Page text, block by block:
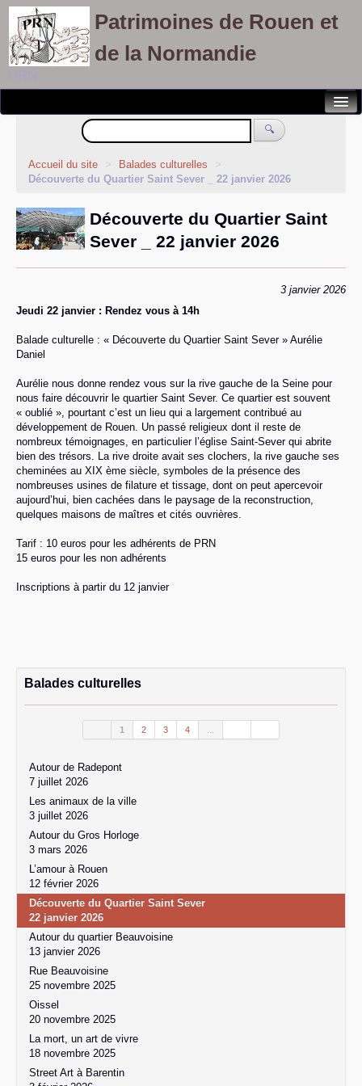
Patrimoines de Rouen et
de la Normandie
PRN
Notre association
Randonnées patrimoines
Visites découvertes
Balades culturelles
Rallyes pédestres
🔍
Accueil du site > Balades culturelles
>
Découverte du Quartier Saint Sever _ 22 janvier 2026
Découverte du Quartier Saint
Sever _ 22 janvier 2026
3 janvier 2026
Jeudi 22 janvier : Rendez vous à 14h
Balade culturelle : « Découverte du Quartier Saint Sever » Aurélie
Daniel
Aurélie nous donne rendez vous sur la rive gauche de la Seine pour
nous faire découvrir le quartier Saint Sever. Ce quartier est souvent
« oublié », pourtant c’est un lieu qui a largement contribué au
développement de Rouen. Un passé religieux dont il reste de
nombreux témoignages, en particulier l’église Saint-Sever qui abrite
bien des trésors. La rive droite avait ses clochers, la rive gauche ses
cheminées au XIX ème siècle, symboles de la présence des
nombreuses usines de filature et tissage, dont on peut apercevoir
aujourd’hui, bien cachées dans le paysage de la reconstruction,
quelques maisons de maîtres et cités ouvrières.
Tarif : 10 euros pour les adhérents de PRN
15 euros pour les non adhérents
Inscriptions à partir du 12 janvier
Balades culturelles
1 2 3 4
Autour de Radepont
7 juillet 2026
Les animaux de la ville
3 juillet 2026
Autour du Gros Horloge
3 mars 2026
L’amour à Rouen
12 février 2026
Découverte du Quartier Saint Sever
22 janvier 2026
Autour du quartier Beauvoisine
13 janvier 2026
Rue Beauvoisine
25 novembre 2025
Oissel
20 novembre 2025
La mort, un art de vivre
18 novembre 2025
Street Art à Barentin